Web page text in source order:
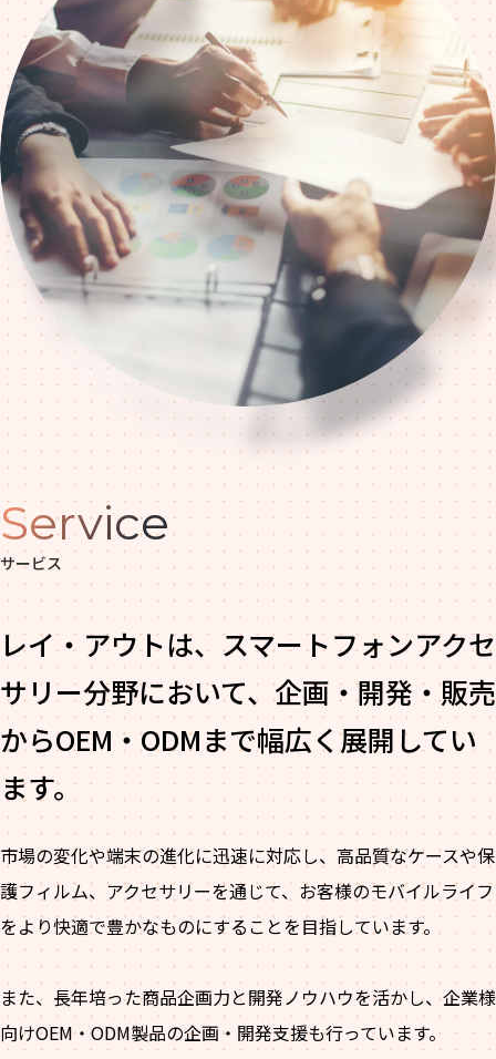
Service
サービス
レイ・アウトは、スマートフォンアクセ
サリー分野において、企画・開発・販売
からOEM・ODMまで幅広く展開してい
ます。
市場の変化や端末の進化に迅速に対応し、高品質なケースや保
護フィルム、アクセサリーを通じて、お客様のモバイルライフ
をより快適で豊かなものにすることを目指しています。
また、長年培った商品企画力と開発ノウハウを活かし、企業様
向けOEM・ODM製品の企画・開発支援も行っています。